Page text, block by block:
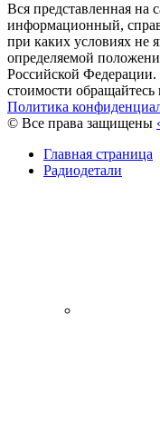
Вся представленная на
информационный,
при каких условиях не
определяемой
Российской
стоимости
Политика
© Все права защищены
Главная страница
Радиодетали